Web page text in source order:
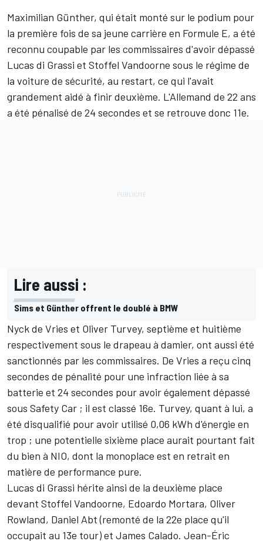
Maximilian Günther, qui était monté sur le podium pour
la première fois de sa jeune carrière en Formule E, a été
reconnu coupable par les commissaires d'avoir dépassé
Lucas di Grassi et Stoffel Vandoorne sous le régime de
la voiture de sécurité, au restart, ce qui l'avait
grandement aidé à finir deuxième. L'Allemand de 22 ans
a été pénalisé de 24 secondes et se retrouve donc 11e.
Lire aussi :
Sims et Günther offrent le doublé à BMW
Nyck de Vries et Oliver Turvey, septième et huitième
respectivement sous le drapeau à damier, ont aussi été
sanctionnés par les commissaires. De Vries a reçu cinq
secondes de pénalité pour une infraction liée à sa
batterie et 24 secondes pour avoir également dépassé
sous Safety Car ; il est classé 16e. Turvey, quant à lui, a
été disqualifié pour avoir utilisé 0,06 kWh d'énergie en
trop ; une potentielle sixième place aurait pourtant fait
du bien à NIO, dont la monoplace est en retrait en
matière de performance pure.
Lucas di Grassi hérite ainsi de la deuxième place
devant Stoffel Vandoorne, Edoardo Mortara, Oliver
Rowland, Daniel Abt (remonté de la 22e place qu'il
occupait au 13e tour) et James Calado. Jean-Éric